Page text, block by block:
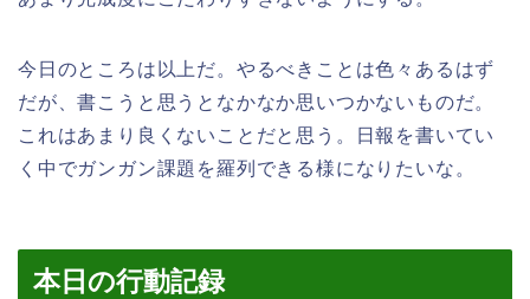
今日のところは以上だ。やるべきことは色々あるはず
だが、書こうと思うとなかなか思いつかないものだ。
これはあまり良くないことだと思う。日報を書いてい
く中でガンガン課題を羅列できる様になりたいな。
本日の行動記録